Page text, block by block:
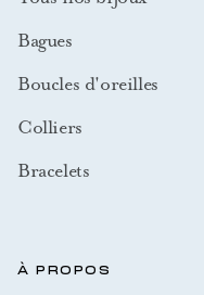
Bagues
Boucles d'oreilles
Colliers
Bracelets
À PROPOS